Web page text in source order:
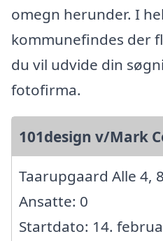
omegn herunder. I
kommunefindes der
du vil udvide din
fotofirma.
101design v/Mark
Taarupgaard Alle 4,
Ansatte: 0
Startdato: 14.